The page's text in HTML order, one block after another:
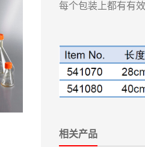
More
每个包装上都有有
相关产品